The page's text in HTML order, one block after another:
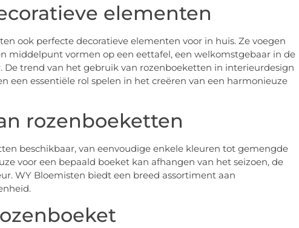
elementen
ook perfecte decoratieve elementen voor in huis. Ze voegen
middelpunt vormen op een eettafel, een welkomstgebaar in de
trend van het gebruik van rozenboeketten in interieurdesign
een essentiële rol spelen in het creëren van een harmonieuze
rozenboeketten
beschikbaar, van eenvoudige enkele kleuren tot gemengde
voor een bepaald boeket kan afhangen van het seizoen, de
WY Bloemisten biedt een breed assortiment aan